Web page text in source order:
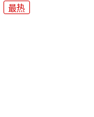
最热